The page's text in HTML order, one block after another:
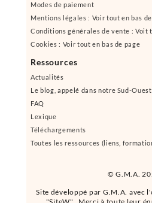
© G.M.A.
Site développé par G.M.A. avec
Modes de paiement
Mentions légales : Voir tout en bas
Conditions générales de vente : Voit
Cookies : Voir tout en bas de page
Ressources
Actualités
Le blog, appelé dans notre Sud-
FAQ
Lexique
Téléchargements
Toutes les ressources (liens,